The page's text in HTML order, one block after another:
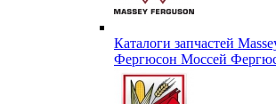
Каталоги запчастей
Фергюсон Моссей